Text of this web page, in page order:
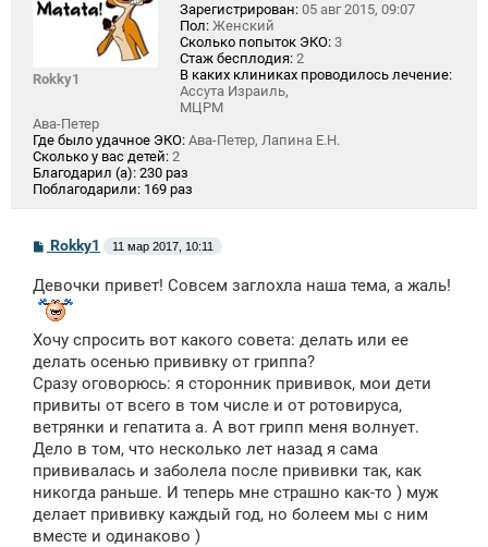
Rokky1
Зарегистрирован: 05 авг 2015, 09:07
Пол: Женский
Сколько попыток ЭКО: 3
Стаж бесплодия: 2
В каких клиниках проводилось лечение:
Ассута Израиль,
МЦРМ
Ава-Петер
Где было удачное ЭКО: Ава-Петер, Лапина Е.Н.
Сколько у вас детей: 2
Благодарил (а): 230 раз
Поблагодарили: 169 раз
С
о
б
щ
е
н
и
е
Rokky1 11 мар 2017, 10:11
Девочки привет! Совсем заглохла наша тема, а жаль!
Хочу спросить вот какого совета: делать или ее
делать осенью прививку от гриппа?
Сразу оговорюсь: я сторонник прививок, мои дети
привиты от всего в том числе и от ротовируса,
ветрянки и гепатита а. А вот грипп меня волнует.
Дело в том, что несколько лет назад я сама
прививалась и заболела после прививки так, как
никогда раньше. И теперь мне страшно как-то ) муж
делает прививку каждый год, но болеем мы с ним
вместе и одинаково )